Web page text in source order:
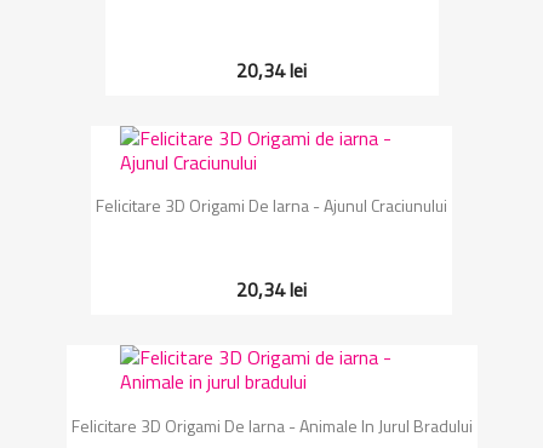
20,34 lei
Felicitare 3D Origami De Iarna - Ajunul Craciunului
20,34 lei
Felicitare 3D Origami De Iarna - Animale In Jurul Bradului